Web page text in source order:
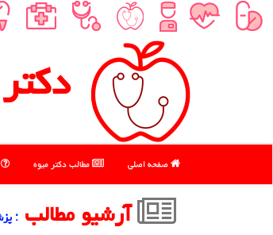
صفحه اصلی مطالب دكتر میوه
آرشیو مطالب :